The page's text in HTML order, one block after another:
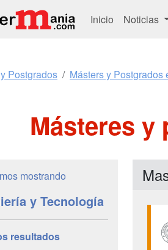
Inicio Noticias
Postgrados Másters y
Másteres y
mostrando
y Tecnología
resultados